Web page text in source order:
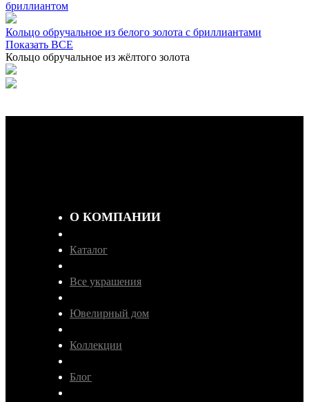
бриллиантом
Кольцо обручальное из белого золота с бриллиантами
Показать ВСЕ
Кольцо обручальное из жёлтого золота
О КОМПАНИИ
Каталог
Все украшения
Ювелирный дом
Коллекции
Блог